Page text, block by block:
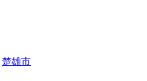
楚雄市